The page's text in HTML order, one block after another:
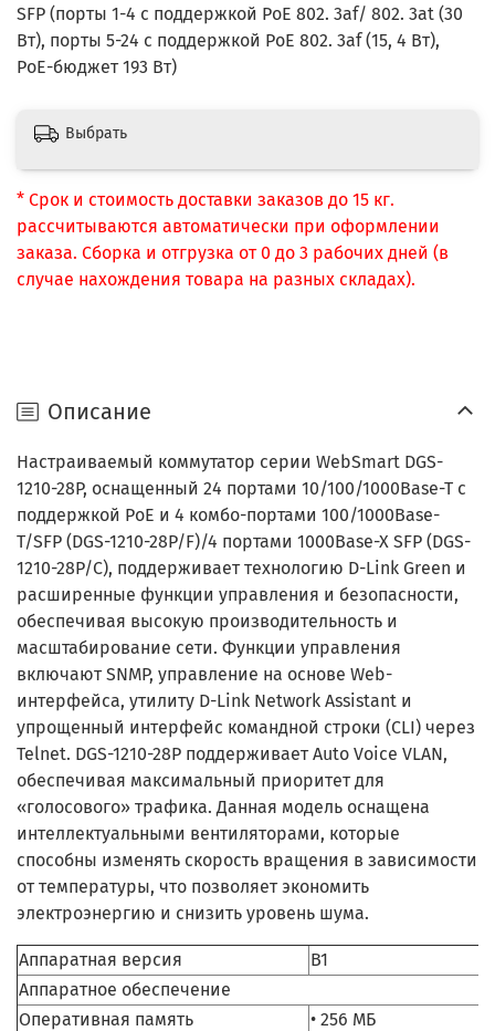
SFP (порты 1-4 с поддержкой PoE 802. 3af/ 802. 3at (30
Вт), порты 5-24 с поддержкой PoE 802. 3af (15, 4 Вт),
PoE-бюджет 193 Вт)
Выбрать
* Срок и стоимость доставки заказов до 15 кг.
рассчитываются автоматически при оформлении
заказа. Сборка и отгрузка от 0 до 3 рабочих дней (в
случае нахождения товара на разных складах).
Описание
Настраиваемый коммутатор серии WebSmart DGS-
1210-28P, оснащенный 24 портами 10/100/1000Base-T с
поддержкой PoE и 4 комбо-портами 100/1000Base-
T/SFP (DGS-1210-28P/F)/4 портами 1000Base-X SFP (DGS-
1210-28P/C), поддерживает технологию D-Link Green и
расширенные функции управления и безопасности,
обеспечивая высокую производительность и
масштабирование сети. Функции управления
включают SNMP, управление на основе Web-
интерфейса, утилиту D-Link Network Assistant и
упрощенный интерфейс командной строки (CLI) через
Telnet. DGS-1210-28P поддерживает Auto Voice VLAN,
обеспечивая максимальный приоритет для
«голосового» трафика. Данная модель оснащена
интеллектуальными вентиляторами, которые
способны изменять скорость вращения в зависимости
от температуры, что позволяет экономить
электроэнергию и снизить уровень шума.
Аппаратная версия
B1
Аппаратное обеспечение
Оперативная память
• 256 МБ